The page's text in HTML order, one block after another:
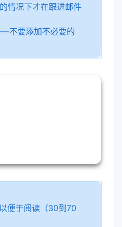
情况下才在跟进邮件
不要添加不必要的
便于阅读（30到70